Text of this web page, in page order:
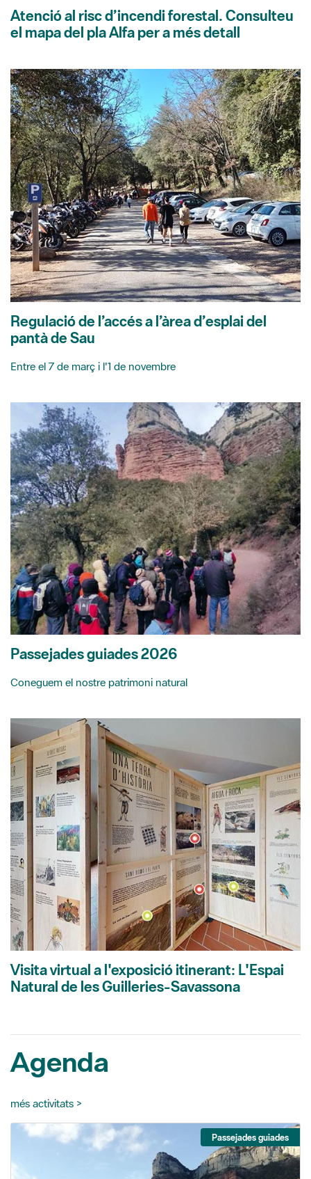
Atenció al risc d’incendi forestal. Consulteu
el mapa del pla Alfa per a més detall
Regulació de l’accés a l’àrea d’esplai del
pantà de Sau
Entre el 7 de març i l'1 de novembre
Passejades guiades 2026
Coneguem el nostre patrimoni natural
Visita virtual a l'exposició itinerant: L'Espai
Natural de les Guilleries-Savassona
Agenda
més activitats >
Passejades guiades